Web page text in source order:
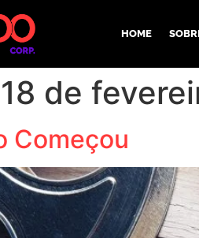
HOME
18 de
Começou